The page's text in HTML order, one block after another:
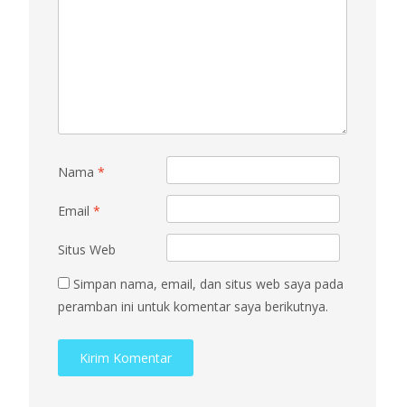
Nama *
Email *
Situs Web
Simpan nama, email, dan situs web saya pada
peramban ini untuk komentar saya berikutnya.